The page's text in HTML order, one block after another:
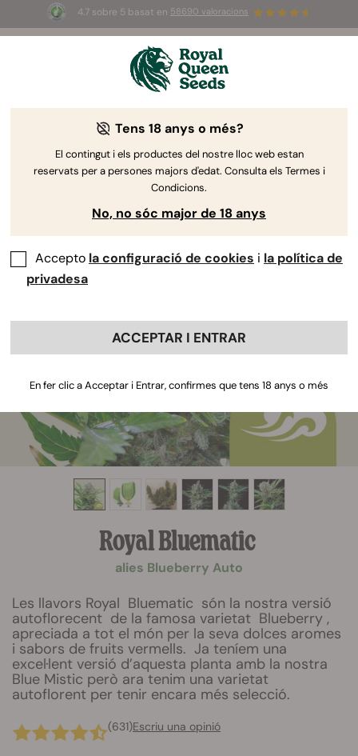
4.7 sobre 5 basat en 58690 valoracions
3 llavors White Widow Auto
Royal Bluematic
alies Blueberry Auto
Les llavors Royal Bluematic són la nostra versió
autoflorecent de la famosa varietat Blueberry ,
apreciada a tot el món per la seva dolces aromes
i sabors de fruits vermells. Ja teníem una
excel·lent versió d’aquesta planta amb la nostra
Blue Mistic però ara tenim una varietat
autoflorent per tenir encara més selecció.
(631)Escriu una opinió
Tens 18 anys o més?
El contingut i els productes del nostre lloc web estan
reservats per a persones majors d'edat. Consulta els Termes i
Condicions.
No, no sóc major de 18 anys
Accepto la configuració de cookies i la política de
privadesa
ACCEPTAR I ENTRAR
En fer clic a Acceptar i Entrar, confirmes que tens 18 anys o més